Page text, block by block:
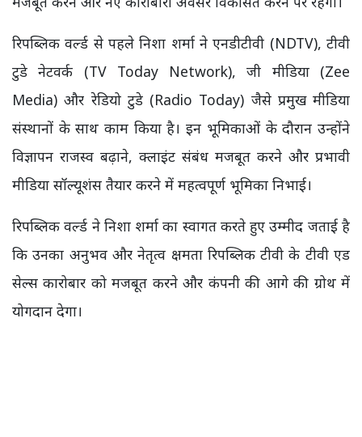
रिपब्लिक वर्ल्ड से पहले निशा शर्मा ने एनडीटीवी (NDTV), टीवी
टुडे नेटवर्क (TV Today Network), जी मीडिया (Zee
Media) और रेडियो टुडे (Radio Today) जैसे प्रमुख मीडिया
संस्थानों के साथ काम किया है। इन भूमिकाओं के दौरान उन्होंने
विज्ञापन राजस्व बढ़ाने, क्लाइंट संबंध मजबूत करने और प्रभावी
मीडिया सॉल्यूशंस तैयार करने में महत्वपूर्ण भूमिका निभाई।
रिपब्लिक वर्ल्ड ने निशा शर्मा का स्वागत करते हुए उम्मीद जताई है
कि उनका अनुभव और नेतृत्व क्षमता रिपब्लिक टीवी के टीवी एड
सेल्स कारोबार को मजबूत करने और कंपनी की आगे की ग्रोथ में
योगदान देगा।